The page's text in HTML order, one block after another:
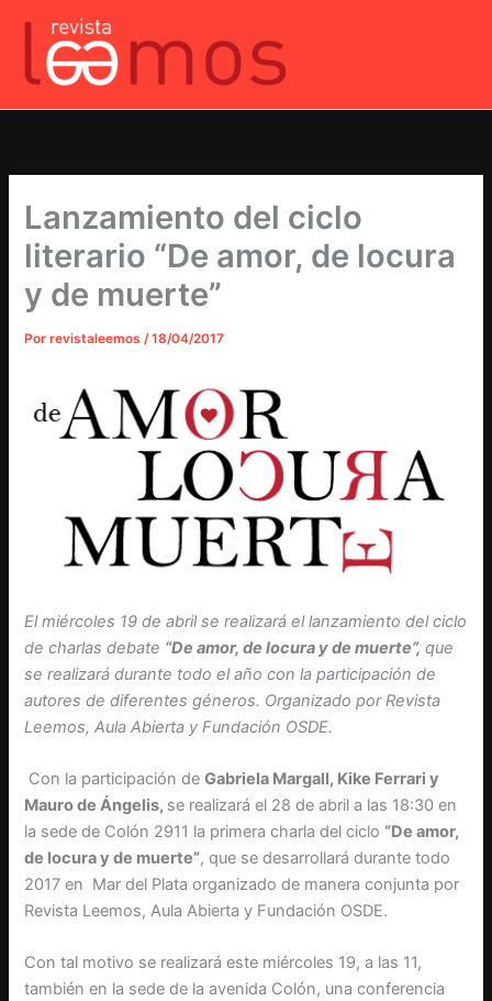
contenido
Lanzamiento del ciclo
literario “De amor, de locura
y de muerte”
Porrevistaleemos/18/04/2017
El miércoles 19 de abril se realizará el lanzamiento del ciclo
de charlas debate “De amor, de locura y de muerte”, que
se realizará durante todo el año con la participación de
autores de diferentes géneros. Organizado por Revista
Leemos, Aula Abierta y Fundación OSDE.
Con la participación deGabriela Margall, Kike Ferrari y
Mauro de Ángelis, se realizará el 28 de abril a las 18:30 en
la sede de Colón 2911 la primera charla del ciclo “De amor,
de locura y de muerte”, que se desarrollará durante todo
2017 en Mar del Plata organizado de manera conjunta por
Revista Leemos, Aula Abierta y Fundación OSDE.
Con tal motivo se realizará este miércoles 19, a las 11,
también en la sede de la avenida Colón, una conferencia